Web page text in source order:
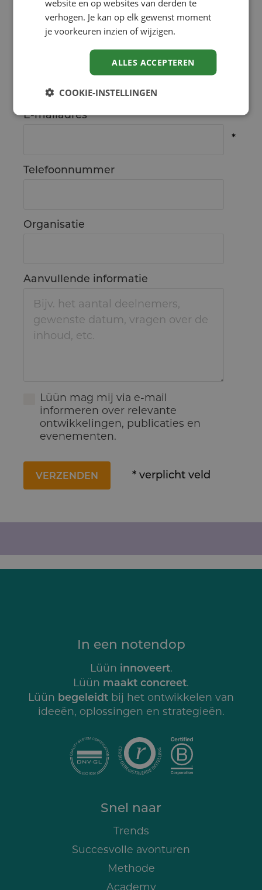
Voornaam
E-mailadres
Telefoonnummer
Organisatie
Aanvullende informatie
Lüün mag mij via e-mail
informeren over relevante
ontwikkelingen, publicaties en
evenementen.
* verplicht veld
In een notendop
Lüün innoveert.
Lüün maakt concreet.
Lüün begeleidt bij het ontwikkelen van
ideeën, oplossingen en strategieën.
Snel naar
Trends
Succesvolle avonturen
Methode
Academy
website en op websites van derden te
verhogen. Je kan op elk gewenst moment
je voorkeuren inzien of wijzigen.
ALLES ACCEPTEREN
COOKIE-INSTELLINGEN